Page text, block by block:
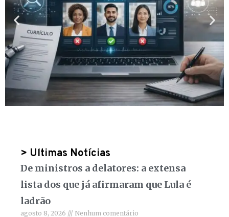
> Ultimas Notícias
De ministros a delatores: a extensa
lista dos que já afirmaram que Lula é
ladrão
agosto 8, 2026 Nenhum comentário